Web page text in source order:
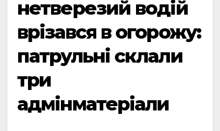
нетверезий водій
врізався в огорожу:
патрульні склали
три
адмінматеріали